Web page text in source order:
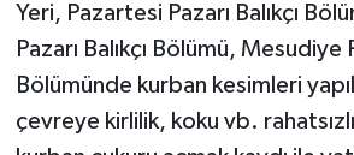
Yeri, Pazartesi Pazarı Balıkçı
Pazarı Balıkçı Bölümü, Mesudiye
Bölümünde kurban kesimleri
çevreye kirlilik, koku vb.